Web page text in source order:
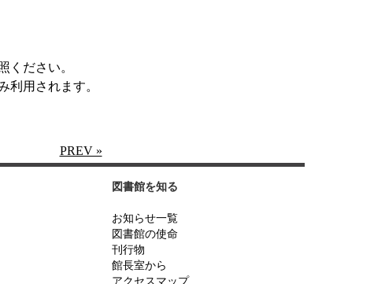
ください。
用されます。
PREV »
図書館を知る
お知らせ一覧
図書館の使命
刊行物
館長室から
アクセスマップ